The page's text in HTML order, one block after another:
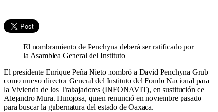
El nombramiento de Penchyna deberá ser ratificado por
la Asamblea General del Instituto
El presidente Enrique Peña Nieto nombró a David Penchyna Grub
como nuevo director General del Instituto del Fondo Nacional para
la Vivienda de los Trabajadores (INFONAVIT), en sustitución de
Alejandro Murat Hinojosa, quien renunció en noviembre pasado
para buscar la gubernatura del estado de Oaxaca.